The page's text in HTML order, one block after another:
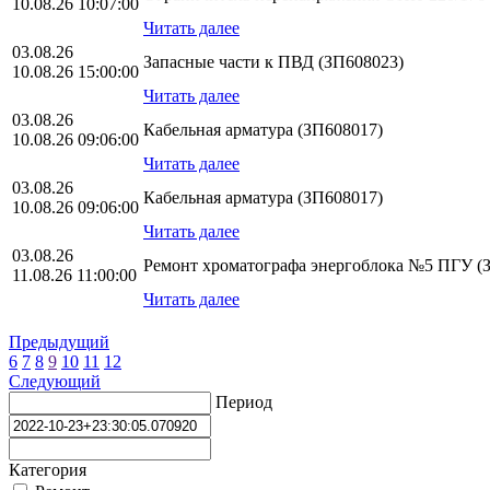
Читать далее
03.08.26
10.08.26 15:00:00
Запасные части к ПВД (ЗП608023)
Читать далее
03.08.26
10.08.26 09:06:00
Кабельная арматура (ЗП608017)
Читать далее
03.08.26
10.08.26 09:06:00
Кабельная арматура (ЗП608017)
Читать далее
03.08.26
11.08.26 11:00:00
Ремонт хроматографа энергоблока №5 ПГУ
Читать далее
Предыдущий
6 7 8 9 10 11 12
Следующий
Период
Категория